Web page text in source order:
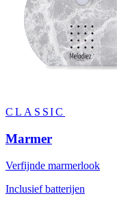
CLASSIC
Marmer
Verfijnde marmerlook
Inclusief batterijen